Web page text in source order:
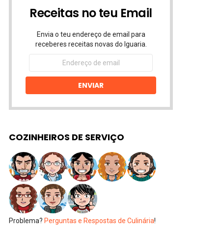
Receitas no teu Email
Envia o teu endereço de email para
receberes receitas novas do Iguaria.
Endereço
email
ENVIAR
COZINHEIROS DE SERVIÇO
Problema? Perguntas e Respostas de Culinária!